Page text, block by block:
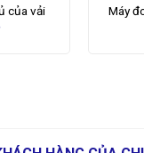
của vải Máy